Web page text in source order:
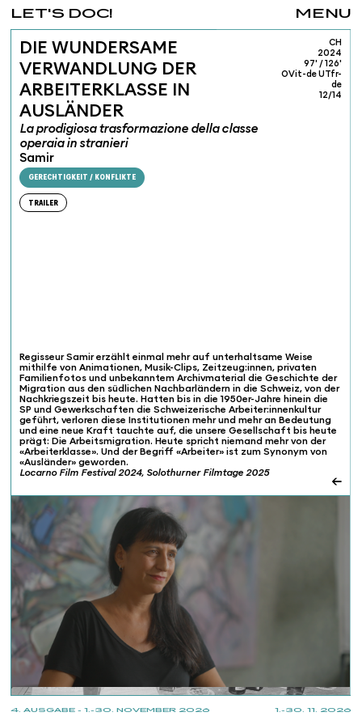
1.-30. 11. 2026
4. AUSGABE - 1.-30. NOVEMBER 2026
MENU
LET'S DOC!
DIE WUNDERSAME
VERWANDLUNG DER
ARBEITERKLASSE IN
AUSLÄNDER
La prodigiosa trasformazione della classe
operaia in stranieri
Samir
GERECHTIGKEIT / KONFLIKTE
TRAILER
CH
2024
97' / 126'
OVit-de UTfr-
de
12/14
Regisseur Samir erzählt einmal mehr auf unterhaltsame Weise
mithilfe von Animationen, Musik-Clips, Zeitzeug:innen, privaten
Familienfotos und unbekanntem Archivmaterial die Geschichte der
Migration aus den südlichen Nachbarländern in die Schweiz, von der
Nachkriegszeit bis heute. Hatten bis in die 1950er-Jahre hinein die
SP und Gewerkschaften die Schweizerische Arbeiter:innenkultur
geführt, verloren diese Institutionen mehr und mehr an Bedeutung
und eine neue Kraft tauchte auf, die unsere Gesellschaft bis heute
prägt: Die Arbeitsmigration. Heute spricht niemand mehr von der
«Arbeiterklasse». Und der Begriff «Arbeiter» ist zum Synonym von
«Ausländer» geworden.
Locarno Film Festival 2024, Solothurner Filmtage 2025
←